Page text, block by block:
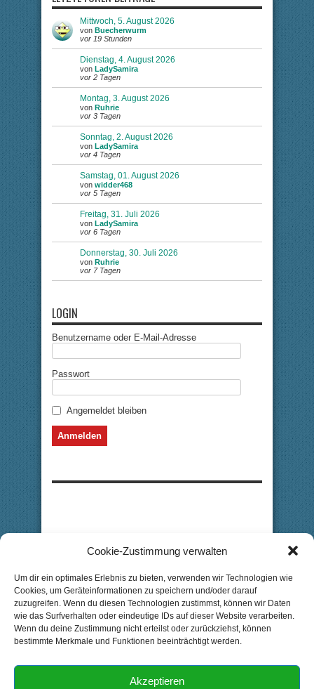
Cookie-Zustimmung verwalten
Um dir ein optimales Erlebnis zu bieten, verwenden wir Technologien wie
Cookies, um Geräteinformationen zu speichern und/oder darauf
zuzugreifen. Wenn du diesen Technologien zustimmst, können wir Daten
wie das Surfverhalten oder eindeutige IDs auf dieser Website verarbeiten.
Wenn du deine Zustimmung nicht erteilst oder zurückziehst, können
bestimmte Merkmale und Funktionen beeinträchtigt werden.
Akzeptieren
Mittwoch, 5. August 2026
von Buecherwurm
vor 19 Stunden
Dienstag, 4. August 2026
von LadySamira
vor 2 Tagen
Montag, 3. August 2026
von Ruhrie
vor 3 Tagen
Sonntag, 2. August 2026
von LadySamira
vor 4 Tagen
Samstag, 01. August 2026
von widder468
vor 5 Tagen
Freitag, 31. Juli 2026
von LadySamira
vor 6 Tagen
Donnerstag, 30. Juli 2026
von Ruhrie
vor 7 Tagen
LOGIN
Benutzername oder E-Mail-Adresse
Passwort
Angemeldet bleiben